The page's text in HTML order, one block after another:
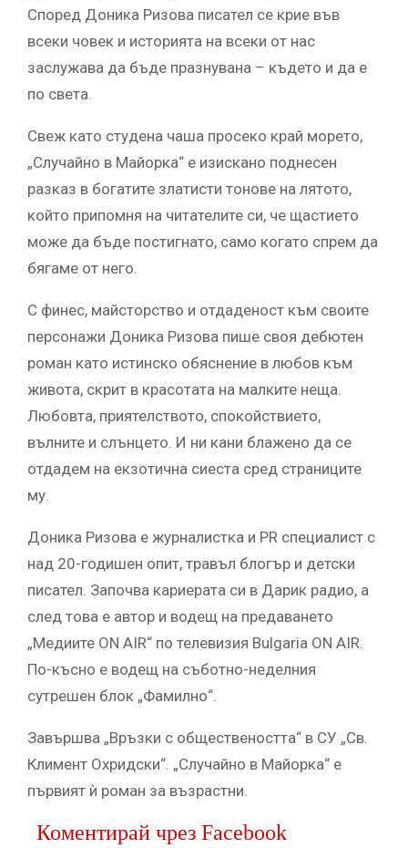
Според Доника Ризова писател се крие във
всеки човек и историята на всеки от нас
заслужава да бъде празнувана – където и да е
по света.
Свеж като студена чаша просеко край морето,
„Случайно в Майорка“ е изискано поднесен
разказ в богатите златисти тонове на лятото,
който припомня на читателите си, че щастието
може да бъде постигнато, само когато спрем да
бягаме от него.
С финес, майсторство и отдаденост към своите
персонажи Доника Ризова пише своя дебютен
роман като истинско обяснение в любов към
живота, скрит в красотата на малките неща.
Любовта, приятелството, спокойствието,
вълните и слънцето. И ни кани блажено да се
отдадем на екзотична сиеста сред страниците
му.
Доника Ризова е журналистка и PR специалист с
над 20-годишен опит, травъл блогър и детски
писател. Започва кариерата си в Дарик радио, а
след това е автор и водещ на предаването
„Медиите ON AIR“ по телевизия Bulgaria ON AIR.
По-късно е водещ на съботно-неделния
сутрешен блок „Фамилно“.
Завършва „Връзки с обществеността“ в СУ „Св.
Климент Охридски“. „Случайно в Майорка“ e
първият ѝ роман за възрастни.
Коментирай чрез Facebook